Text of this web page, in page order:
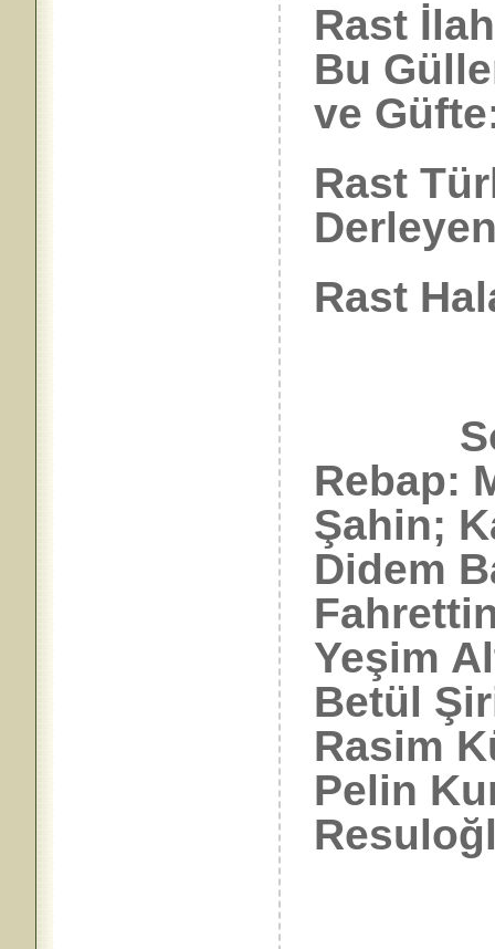
Rast
Bu
ve
Rast
Rast
Rebap:
Şahin;
Didem
Yeşim
Betül
Rasim
Pelin